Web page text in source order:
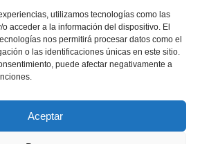
utilizamos tecnologías como las
acceder a la información del dispositivo. El
nos permitirá procesar datos como el
o las identificaciones únicas en este sitio.
puede afectar negativamente a
Aceptar